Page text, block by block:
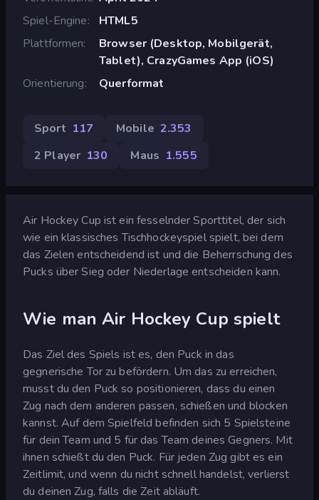
Spiel-Engine
HTML5
Plattformen
Browser (Desktop, Mobilgerät,
Tablet), CrazyGames App (iOS)
Orientierung
Querformat
Sport 117 Mobile 2.353
2 Player 130 Maus 1.555
Air Hockey Cup ist ein fesselnder Sporttitel, der sich
wie ein klassisches Tischhockeyspiel spielt, bei dem
das Zielen entscheidend ist und die Beherrschung des
Pucks über Sieg oder Niederlage entscheiden kann.
Wie man Air Hockey Cup spielt
Das Ziel des Spiels ist es, den Puck in das
gegnerische Tor zu befördern. Um das zu erreichen,
musst du den Puck so positionieren, dass du einen
Zug nach dem anderen passen, schießen und blocken
kannst. Auf dem Spielfeld befinden sich 5 Spielsteine
für dein Team und 5 für das Team deines Gegners. Mit
ihnen schießt du den Puck. Für jeden Zug gibt es ein
Zeitlimit, und wenn du nicht schnell handelst, verlierst
du deinen Zug, falls die Zeit abläuft.